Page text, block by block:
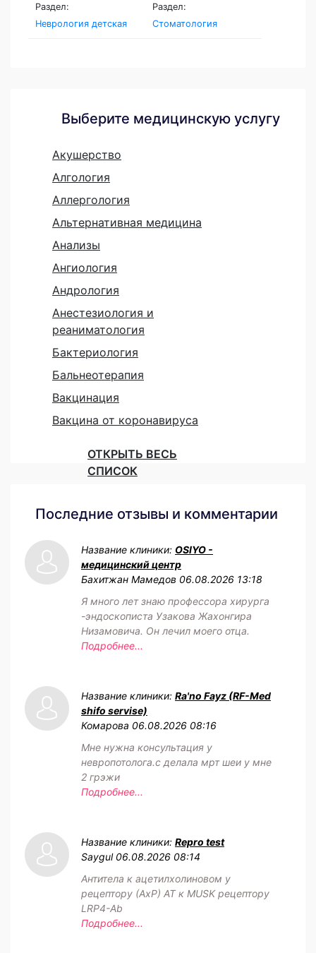
Раздел:
Неврология детская
Раздел:
Стоматология
Выберите медицинскую услугу
Акушерство
Алгология
Аллергология
Альтернативная медицина
Анализы
Ангиология
Андрология
Анестезиология и
реаниматология
Бактериология
Бальнеотерапия
Вакцинация
Вакцина от коронавируса
ОТКРЫТЬ ВЕСЬ
СПИСОК
Последние отзывы и комментарии
Название клиники: OSIYO -
медицинский центр
Бахитжан Мамедов 06.08.2026 13:18
Я много лет знаю профессора хирурга
-эндоскописта Узакова Жахонгира
Низамовича. Он лечил моего отца.
Подробнее...
Название клиники: Ra'no Fayz (RF-Med
shifo servise)
Комарова 06.08.2026 08:16
Мне нужна консультация у
невропотолога.с делала мрт шеи у мне
2 грэжи
Подробнее...
Название клиники: Repro test
Saygul 06.08.2026 08:14
Антитела к ацетилхолиновом у
рецептору (АхР) АТ к MUSK рецептору
LRP4-Ab
Подробнее...